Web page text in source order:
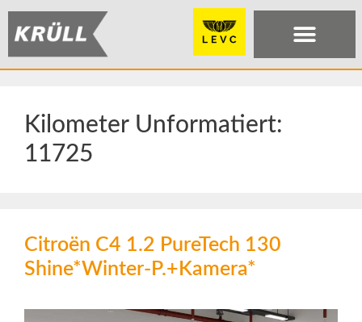
Kilometer Unformatiert:
11725
Citroën C4 1.2 PureTech 130
Shine*Winter-P.+Kamera*